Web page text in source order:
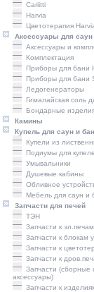
Cariitti
Harvia
Цветотерапия
Аксессуары для саун
Аксессуары и
Комплектация
Приборы для бани
Приборы для бани
Ледогенераторы
Гималайская соль
Бондарные
Камины
Купель для саун и
Купели из
Подиумы для
Умывальники
Душевые кабины
Обливное
Мебель для саун и
Запчасти для печей
ТЭН
Запчасти к
Запчасти к блокам
Запчасти к
Запчасти к
Запчасти (сборные
аксессуары)
Запчасти к